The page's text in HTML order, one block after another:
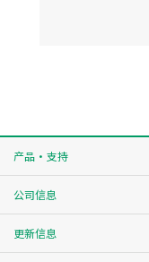
产品・支持
公司信息
更新信息